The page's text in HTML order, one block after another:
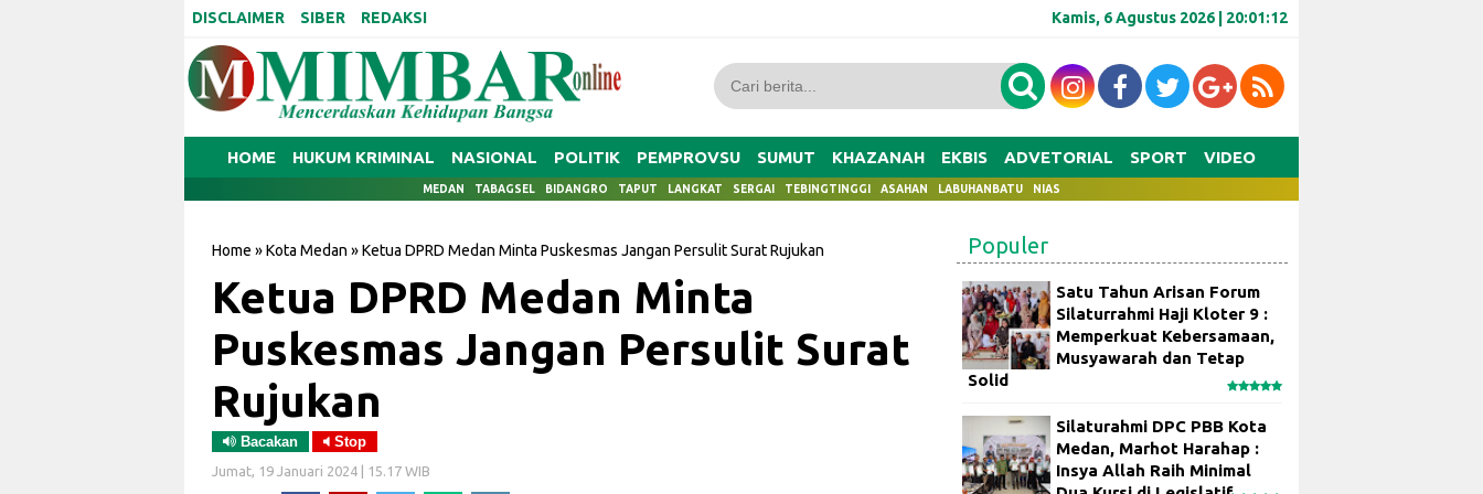
DISCLAIMER SIBER REDAKSI Kamis, 6 Agustus 2026 | 20:01:13
HOME HUKUM KRIMINAL NASIONAL POLITIK PEMPROVSU SUMUT KHAZANAH EKBIS ADVETORIAL SPORT VIDEO
MEDAN TABAGSEL BIDANGRO TAPUT LANGKAT SERGAI TEBINGTINGGI ASAHAN LABUHANBATU NIAS
Home »Kota Medan »Ketua DPRD Medan Minta Puskesmas Jangan Persulit Surat Rujukan
Ketua DPRD Medan Minta
Puskesmas Jangan Persulit Surat
Rujukan
Bacakan Stop
Jumat, 19 Januari 2024 | 15.17 WIB
Populer
Satu Tahun Arisan Forum
Silaturrahmi Haji Kloter 9 :
Memperkuat Kebersamaan,
Musyawarah dan Tetap
Solid
Silaturahmi DPC PBB Kota
Medan, Marhot Harahap :
Insya Allah Raih Minimal